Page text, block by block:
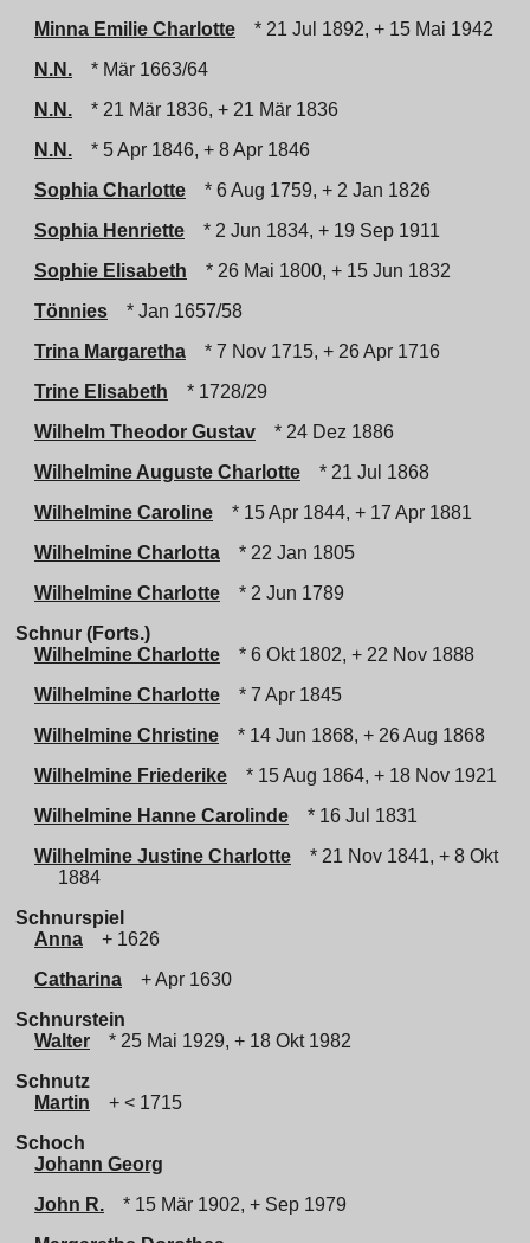
Minna Emilie Charlotte
* 21 Jul 1892, + 15 Mai 1942
N.N.
* Mär 1663/64
N.N.
* 21 Mär 1836, + 21 Mär 1836
N.N.
* 5 Apr 1846, + 8 Apr 1846
Sophia Charlotte
* 6 Aug 1759, + 2 Jan 1826
Sophia Henriette
* 2 Jun 1834, + 19 Sep 1911
Sophie Elisabeth
* 26 Mai 1800, + 15 Jun 1832
Tönnies
* Jan 1657/58
Trina Margaretha
* 7 Nov 1715, + 26 Apr 1716
Trine Elisabeth
* 1728/29
Wilhelm Theodor Gustav
* 24 Dez 1886
Wilhelmine Auguste Charlotte
* 21 Jul 1868
Wilhelmine Caroline
* 15 Apr 1844, + 17 Apr 1881
Wilhelmine Charlotta
* 22 Jan 1805
Wilhelmine Charlotte
* 2 Jun 1789
Schnur (Forts.)
Wilhelmine Charlotte
* 6 Okt 1802, + 22 Nov 1888
Wilhelmine Charlotte
* 7 Apr 1845
Wilhelmine Christine
* 14 Jun 1868, + 26 Aug 1868
Wilhelmine Friederike
* 15 Aug 1864, + 18 Nov 1921
Wilhelmine Hanne Carolinde
* 16 Jul 1831
Wilhelmine Justine Charlotte
* 21 Nov 1841, + 8 Okt
1884
Schnurspiel
Anna
+ 1626
Catharina
+ Apr 1630
Schnurstein
Walter
* 25 Mai 1929, + 18 Okt 1982
Schnutz
Martin
+ < 1715
Schoch
Johann Georg
John R.
* 15 Mär 1902, + Sep 1979